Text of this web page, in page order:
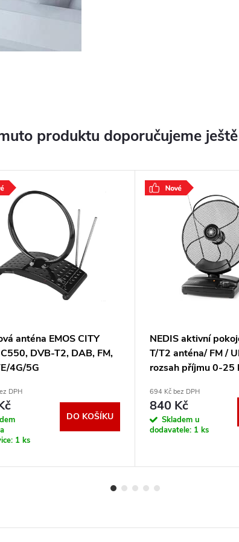
produktu doporučujeme
anténa EMOS CITY
DVB-T2, DAB, FM,
4G/5G
DPH
1 ks
DO KOŠÍKU
NEDIS aktivní
T/T2 anténa/ FM /
rozsah příjmu 0-25
ANIR2503BK700
694 Kč bez DPH
840 Kč
Skladem u
dodavatele: 1 ks